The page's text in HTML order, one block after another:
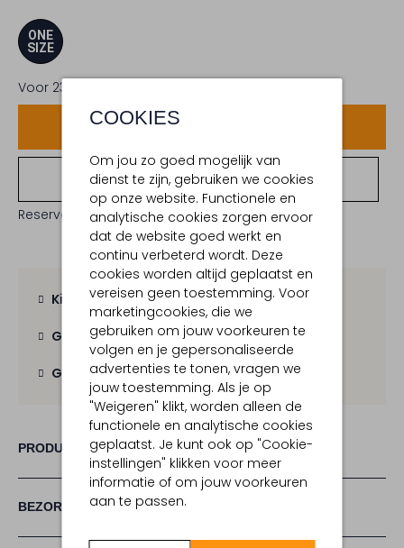
COOKIES
Om jou zo goed mogelijk van
dienst te zijn, gebruiken we cookies
op onze website. Functionele en
analytische cookies zorgen ervoor
dat de website goed werkt en
continu verbeterd wordt. Deze
cookies worden altijd geplaatst en
vereisen geen toestemming. Voor
marketingcookies, die we
gebruiken om jouw voorkeuren te
volgen en je gepersonaliseerde
advertenties te tonen, vragen we
jouw toestemming. Als je op
"Weigeren" klikt, worden alleen de
functionele en analytische cookies
geplaatst. Je kunt ook op "Cookie-
instellingen" klikken voor meer
informatie of om jouw voorkeuren
aan te passen.
ONE
SIZE
Voor 23:59 uur besteld,
Voeg toe
Bekijk winkelvoorraad
Reserveer direct in een van onze 19 boutiques
Kies zelf je bezorgmoment
Gratis verzendingvanaf € 100,-
Gratis retourbinnen 30 dagen
PRODUCT INFORMATIE
BEZORGEN & RETOURNEREN